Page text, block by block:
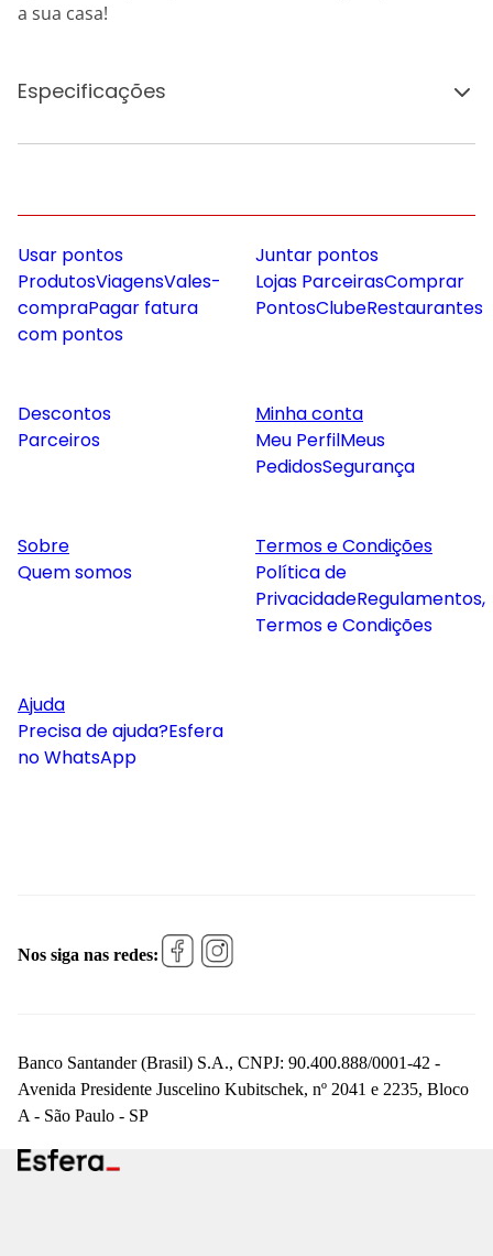
a sua casa!
Especificações
Usar pontos
ProdutosViagensVales-
compraPagar fatura
com pontos
Juntar pontos
Lojas ParceirasComprar
PontosClubeRestaurantes
Descontos
Parceiros
Minha conta
Meu PerfilMeus
PedidosSegurança
Sobre
Quem somos
Termos e Condições
Política de
PrivacidadeRegulamentos,
Termos e Condições
Ajuda
Precisa de ajuda?Esfera
no WhatsApp
Nos siga nas redes:
Banco Santander (Brasil) S.A., CNPJ: 90.400.888/0001-42 -
Avenida Presidente Juscelino Kubitschek, nº 2041 e 2235, Bloco
A - São Paulo - SP